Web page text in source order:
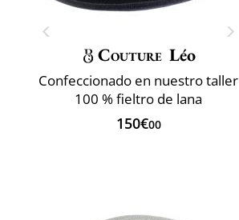
Couture Léo
Confeccionado en nuestro taller
100 % fieltro de lana
150€00